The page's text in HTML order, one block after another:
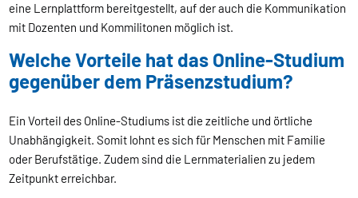
eine Lernplattform bereitgestellt, auf der auch die Kommunikation
mit Dozenten und Kommilitonen möglich ist.
Welche Vorteile hat das Online-Studium
gegenüber dem Präsenzstudium?
Ein Vorteil des Online-Studiums ist die zeitliche und örtliche
Unabhängigkeit. Somit lohnt es sich für Menschen mit Familie
oder Berufstätige. Zudem sind die Lernmaterialien zu jedem
Zeitpunkt erreichbar.